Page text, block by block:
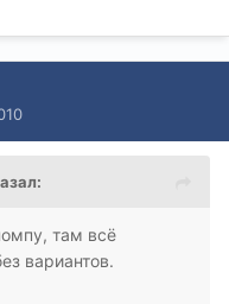
там всё
вариантов.